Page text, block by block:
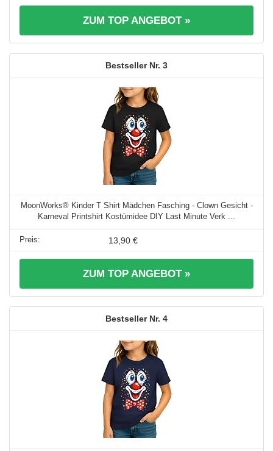
ZUM TOP ANGEBOT »
3
MoonWorks® Kinder T Shirt Mädchen Fasching - Clown Gesicht -
Karneval Printshirt Kostümidee DIY Last Minute Verk ...
13,90 €
ZUM TOP ANGEBOT »
4